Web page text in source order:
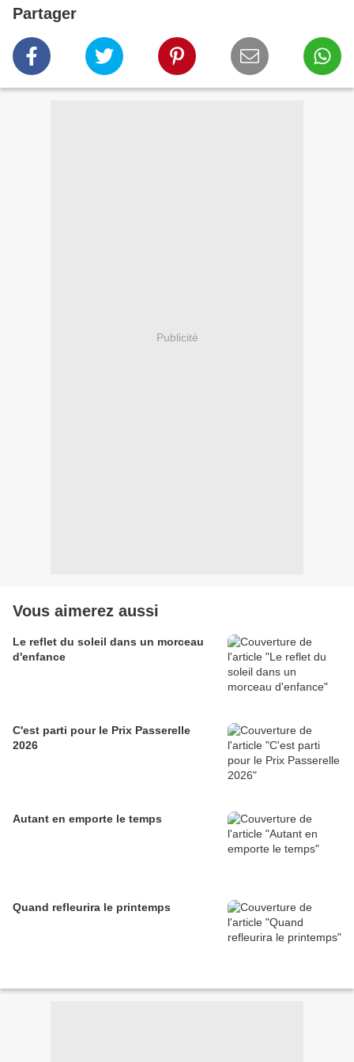
Partager
Publicité
Vous aimerez aussi
Le reflet du soleil dans un morceau
d'enfance
C'est parti pour le Prix Passerelle
2026
Autant en emporte le temps
Quand refleurira le printemps